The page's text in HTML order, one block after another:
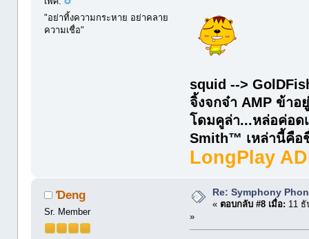
"อย่าทิ้งความกระหาย อย่าคลาย
ความเชื่อ"
squid -->
จิ้งจกจ๋า AMP ข้า
โดมคูล่า...หล่อค่อด
Smith™ เหล่านี้คือชื่
LongPlay
Ɗeng
Sr. Member
Re: Symphony
« ตอบกลับ #8 เมื่อ: 11 ธั
»